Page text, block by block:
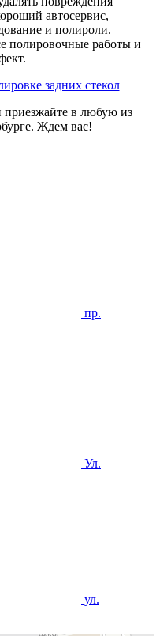
автосервис,
и полироли.
полировочные работы и
задних стекол
приезжайте в любую из
Ждем вас!
пр.
Ул.
ул.